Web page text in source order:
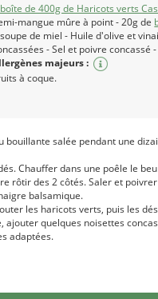
de 400g de Haricots verts
mangue mûre à point - 20g de
de miel - Huile d'olive et
- Sel et poivre concassé
majeurs :
à coque.
bouillante salée pendant une
Chauffer dans une poêle le
rôtir des 2 côtés. Saler et
balsamique.
les haricots verts, puis les
quelques noisettes
adaptées.